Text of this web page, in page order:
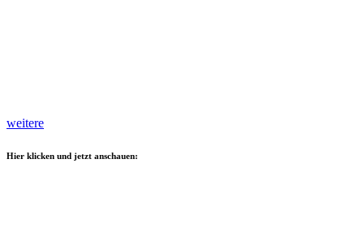
weitere
Hier klicken und jetzt anschauen: